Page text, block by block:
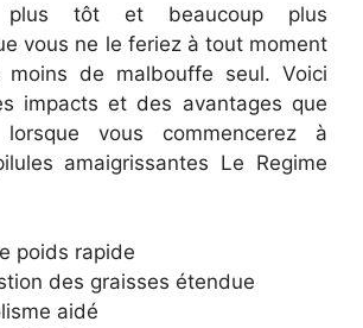
plus tôt et beaucoup plus
vous ne le feriez à tout moment
moins de malbouffe seul. Voici
impacts et des avantages que
vous commencerez à
amaigrissantes Le Regime
poids rapide
des graisses étendue
aidé